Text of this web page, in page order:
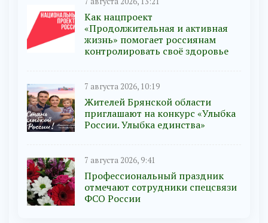
Как нацпроект
«Продолжительная и активная
жизнь» помогает россиянам
контролировать своё здоровье
7 августа 2026, 10:19
Жителей Брянской области
приглашают на конкурс «Улыбка
России. Улыбка единства»
7 августа 2026, 9:41
Профессиональный праздник
отмечают сотрудники спецсвязи
ФСО России